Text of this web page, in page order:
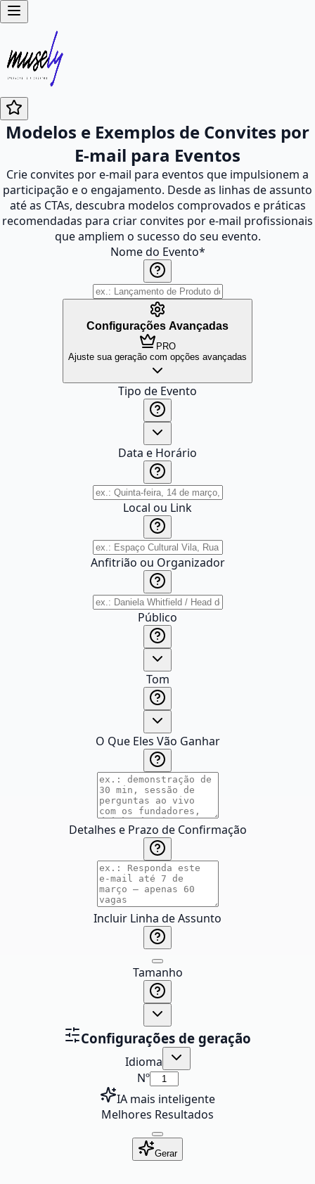
Modelos e Exemplos de Convites por
E-mail para Eventos
Crie convites por e-mail para eventos que impulsionem a
participação e o engajamento. Desde as linhas de assunto
até as CTAs, descubra modelos comprovados e práticas
recomendadas para criar convites por e-mail profissionais
que ampliem o sucesso do seu evento.
Nome do Evento*
Configurações Avançadas
PRO
Ajuste sua geração com opções avançadas
Tipo de Evento
Data e Horário
Local ou Link
Anfitrião ou Organizador
Público
Tom
O Que Eles Vão Ganhar
Detalhes e Prazo de Confirmação
Incluir Linha de Assunto
Tamanho
Configurações de geração
Idioma
Nº
IA mais inteligente
Melhores Resultados
Gerar